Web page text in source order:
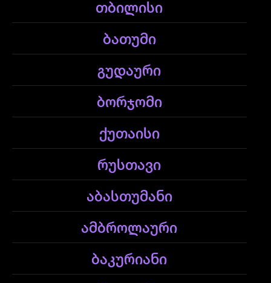
თბილისი
ბათუმი
გუდაური
ბორჯომი
ქუთაისი
რუსთავი
აბასთუმანი
ამბროლაური
ბაკურიანი